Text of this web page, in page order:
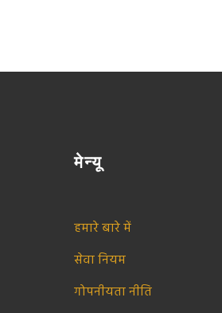
मेन्यू
हमारे बारे में
सेवा नियम
गोपनीयता नीति